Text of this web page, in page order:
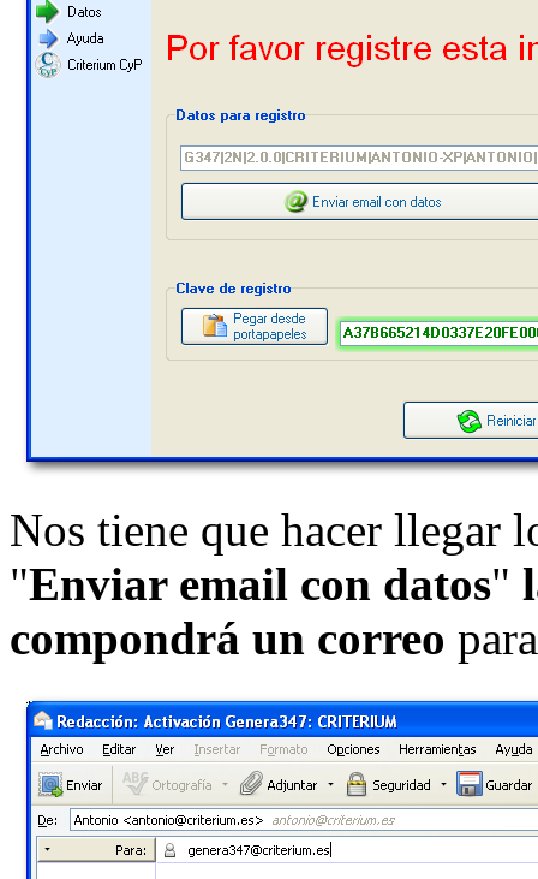
Nos tiene que hacer llegar
"Enviar email con datos"
compondrá un correo